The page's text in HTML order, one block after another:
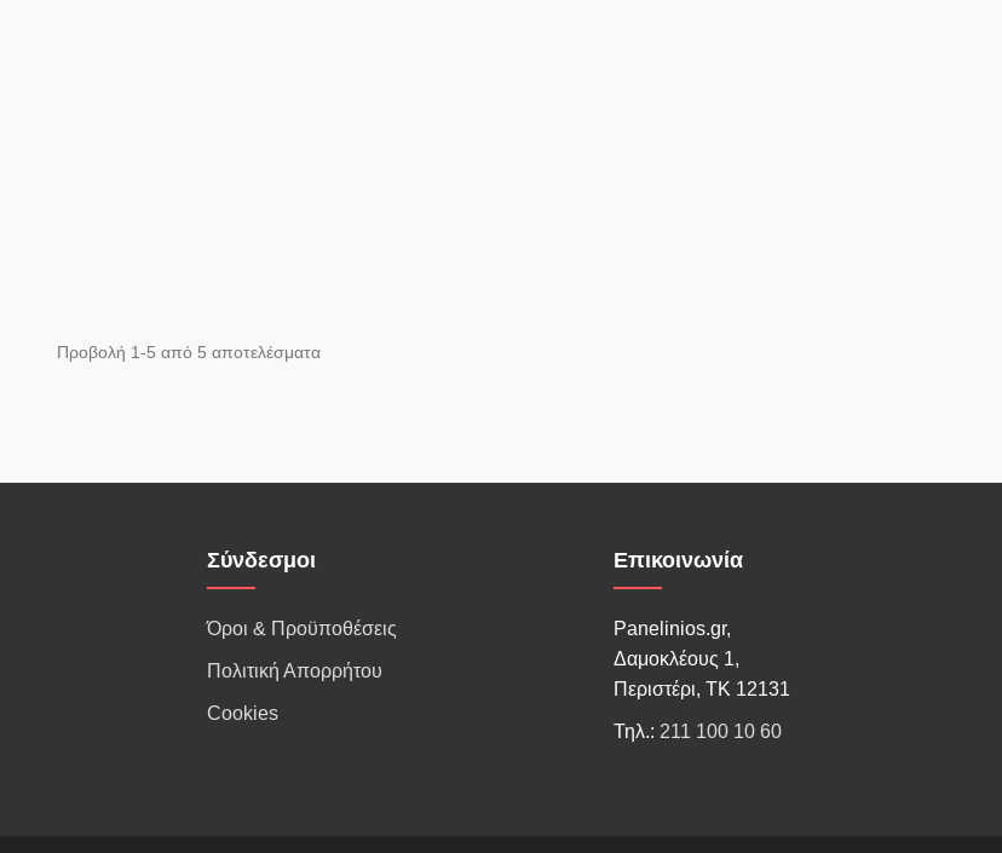
Προβολή 1-5 από 5 αποτελέσματα
Σύνδεσμοι
Όροι & Προϋποθέσεις
Πολιτική Απορρήτου
Cookies
Επικοινωνία
Panelinios.gr,
Δαμοκλέους 1,
Περιστέρι, ΤΚ 12131
Τηλ.: 211 100 10 60